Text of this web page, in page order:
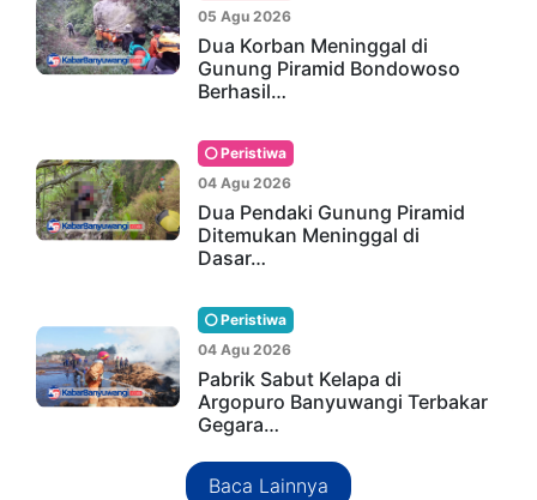
05 Agu 2026
Dua Korban Meninggal di
Gunung Piramid Bondowoso
Berhasil…
Peristiwa
04 Agu 2026
Dua Pendaki Gunung Piramid
Ditemukan Meninggal di
Dasar…
Peristiwa
04 Agu 2026
Pabrik Sabut Kelapa di
Argopuro Banyuwangi Terbakar
Gegara…
Baca Lainnya